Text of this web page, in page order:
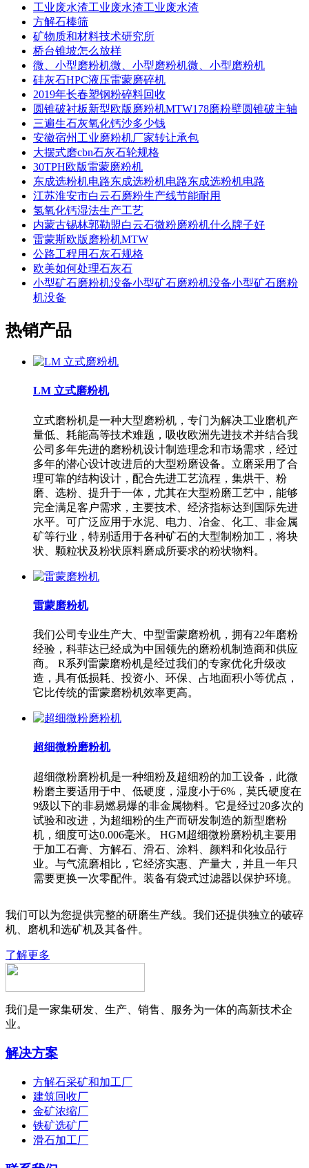
工业废水渣工业废水渣工业废水渣
方解石棒筛
矿物质和材料技术研究所
桥台锥坡怎么放样
微、小型磨粉机微、小型磨粉机微、小型磨粉机
硅灰石HPC液压雷蒙磨碎机
2019年长春塑钢粉碎料回收
圆锥破衬板新型欧版磨粉机MTW178磨粉壁圆锥破主轴
三遍生石灰氧化钙沙多少钱
安徽宿州工业磨粉机厂家转让承包
大摆式磨cbn石灰石轮规格
30TPH欧版雷蒙磨粉机
东成选粉机电路东成选粉机电路东成选粉机电路
江苏淮安市白云石磨粉生产线节能耐用
氢氧化钙湿法生产工艺
内蒙古锡林郭勒盟白云石微粉磨粉机什么牌子好
雷蒙斯欧版磨粉机MTW
公路工程用石灰石规格
欧美如何处理石灰石
小型矿石磨粉机没备小型矿石磨粉机没备小型矿石磨粉
机没备
热销产品
LM 立式磨粉机
立式磨粉机是一种大型磨粉机，专门为解决工业磨机产
量低、耗能高等技术难题，吸收欧洲先进技术并结合我
公司多年先进的磨粉机设计制造理念和市场需求，经过
多年的潜心设计改进后的大型粉磨设备。立磨采用了合
理可靠的结构设计，配合先进工艺流程，集烘干、粉
磨、选粉、提升于一体，尤其在大型粉磨工艺中，能够
完全满足客户需求，主要技术、经济指标达到国际先进
水平。可广泛应用于水泥、电力、冶金、化工、非金属
矿等行业，特别适用于各种矿石的大型制粉加工，将块
状、颗粒状及粉状原料磨成所要求的粉状物料。
雷蒙磨粉机
我们公司专业生产大、中型雷蒙磨粉机，拥有22年磨粉
经验，科菲达已经成为中国领先的磨粉机制造商和供应
商。 R系列雷蒙磨粉机是经过我们的专家优化升级改
造，具有低损耗、投资小、环保、占地面积小等优点，
它比传统的雷蒙磨粉机效率更高。
超细微粉磨粉机
超细微粉磨粉机是一种细粉及超细粉的加工设备，此微
粉磨主要适用于中、低硬度，湿度小于6%，莫氏硬度在
9级以下的非易燃易爆的非金属物料。它是经过20多次的
试验和改进，为超细粉的生产而研发制造的新型磨粉
机，细度可达0.006毫米。 HGM超细微粉磨粉机主要用
于加工石膏、方解石、滑石、涂料、颜料和化妆品行
业。与气流磨相比，它经济实惠、产量大，并且一年只
需要更换一次零配件。装备有袋式过滤器以保护环境。
我们可以为您提供完整的研磨生产线。我们还提供独立的破碎
机、磨机和选矿机及其备件。
了解更多
我们是一家集研发、生产、销售、服务为一体的高新技术企
业。
解决方案
方解石采矿和加工厂
建筑回收厂
金矿浓缩厂
铁矿选矿厂
滑石加工厂